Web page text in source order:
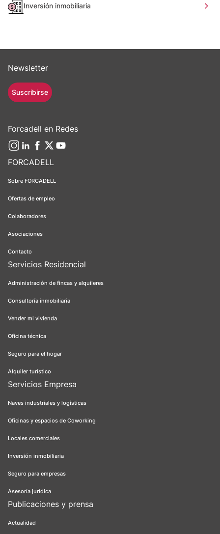
Inversión inmobiliaria
FORCADELL
Sobre FORCADELL
Ofertas de empleo
Colaboradores
Asociaciones
Contacto
Servicios Residencial
Administración de fincas y alquileres
Consultoría inmobiliaria
Vender mi vivienda
Oficina técnica
Seguro para el hogar
Alquiler turístico
Servicios Empresa
Naves industriales y logísticas
Oficinas y espacios de Coworking
Locales comerciales
Inversión inmobiliaria
Seguro para empresas
Asesoría jurídica
Publicaciones y prensa
Actualidad
Newsletter
Suscribirse
Forcadell en Redes